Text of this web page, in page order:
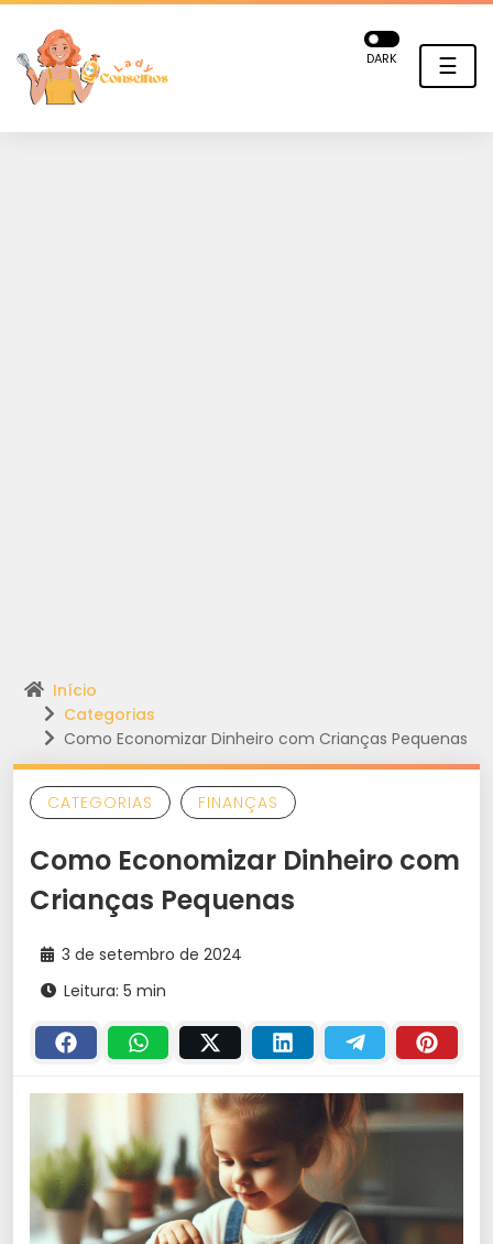
☰
DARK
Início
Categorias
Como Economizar Dinheiro com Crianças Pequenas
CATEGORIAS FINANÇAS
Como Economizar Dinheiro com
Crianças Pequenas
3 de setembro de 2024
Leitura: 5 min